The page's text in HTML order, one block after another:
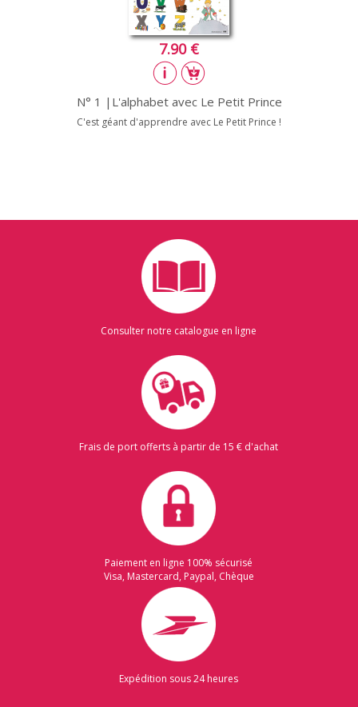
7.90 €
N° 1 |L'alphabet avec Le Petit Prince
C'est géant d'apprendre avec Le Petit Prince !
Consulter notre catalogue en ligne
Frais de port offerts à partir de 15 € d'achat
Paiement en ligne 100% sécurisé
Visa, Mastercard, Paypal, Chèque
Expédition sous 24 heures